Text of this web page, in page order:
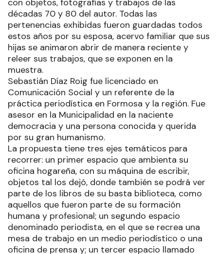
con objetos, fotografías y trabajos de las
décadas 70 y 80 del autor. Todas las
pertenencias exhibidas fueron guardadas todos
estos años por su esposa, acervo familiar que sus
hijas se animaron abrir de manera reciente y
releer sus trabajos, que se exponen en la
muestra.
Sebastián Díaz Roig fue licenciado en
Comunicación Social y un referente de la
práctica periodística en Formosa y la región. Fue
asesor en la Municipalidad en la naciente
democracia y una persona conocida y querida
por su gran humanismo.
La propuesta tiene tres ejes temáticos para
recorrer: un primer espacio que ambienta su
oficina hogareña, con su máquina de escribir,
objetos tal los dejó, donde también se podrá ver
parte de los libros de su basta biblioteca, como
aquellos que fueron parte de su formación
humana y profesional; un segundo espacio
denominado periodista, en el que se recrea una
mesa de trabajo en un medio periodístico o una
oficina de prensa y; un tercer espacio llamado